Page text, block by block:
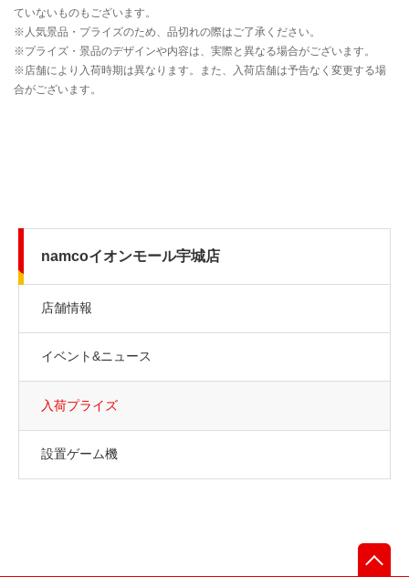
namcoイオンモール宇城店
店舗情報
イベント&ニュース
入荷プライズ
設置ゲーム機